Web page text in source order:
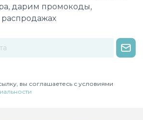
дарим промокоды,
вы соглашаетесь с условиями